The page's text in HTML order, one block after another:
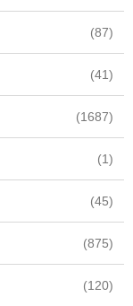
(87)
(41)
(1687)
(1)
(45)
(875)
(120)